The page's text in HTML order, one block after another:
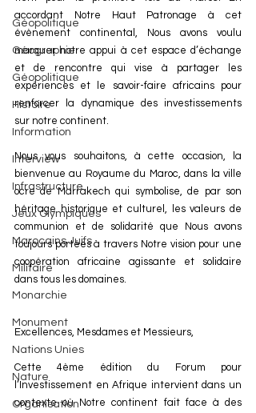
Géopolitique
Géographie
Géopolitique
Histoire
Information
Interview
Infrastructure
Jeux Olympiques
Marocains Juifs
Militaire
Monarchie
Monument
Nations Unies
Nature
Organisation
accordant Notre Haut Patronage à cet
évènement continental, Nous avons voulu
marquer notre appui à cet espace d’échange
et de rencontre qui vise à partager les
expériences et le savoir-faire africains pour
renforcer la dynamique des investissements
sur notre continent.
Nous vous souhaitons, à cette occasion, la
bienvenue au Royaume du Maroc, dans la ville
ocre de Marrakech qui symbolise, de par son
héritage historique et culturel, les valeurs de
communion et de solidarité que Nous avons
toujours portées à travers Notre vision pour une
coopération africaine agissante et solidaire
dans tous les domaines.
Excellences, Mesdames et Messieurs,
Cette 4ème édition du Forum pour
l’Investissement en Afrique intervient dans un
contexte où Notre continent fait face à des